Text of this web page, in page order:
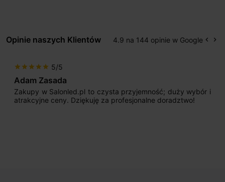
Opinie naszych Klientów 4.9 na 144 opinie w Google keyboard_arrow_left keyboard_arrow_right
star star star star star 5/5
Adam Zasada
Zakupy w Salonled.pl to czysta przyjemność; duży wybór i
atrakcyjne ceny. Dziękuję za profesjonalne doradztwo!